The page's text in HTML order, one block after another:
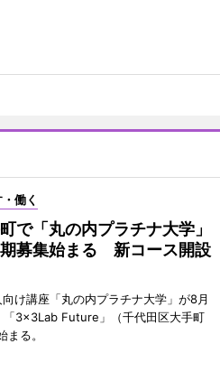
働く
で「丸の内プラチナ大学」
募集始まる 新コース開設
け講座「丸の内プラチナ大学」が8月
「3×3Lab Future」（千代田区大手町
まる。